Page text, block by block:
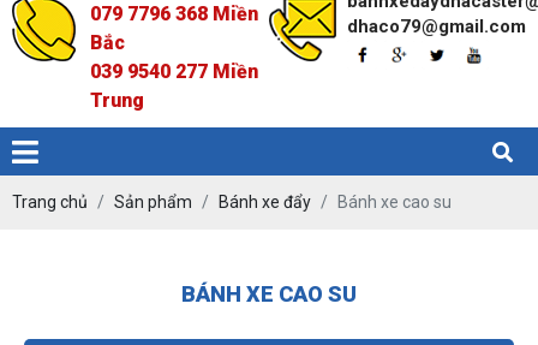
079 7796 368 Miền
Bắc
039 9540 277 Miền
Trung
dhaco79@gmail.com
Trang chủ Sản phẩm Bánh xe đẩy Bánh xe cao su
BÁNH XE CAO SU